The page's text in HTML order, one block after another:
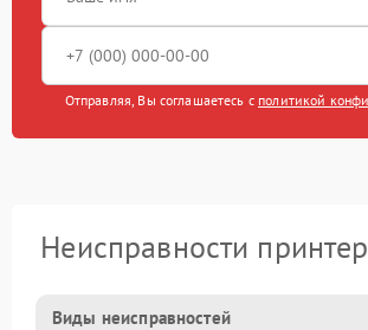
Отправляя, Вы соглашаетесь с политикой
Неисправности
Виды неисправностей